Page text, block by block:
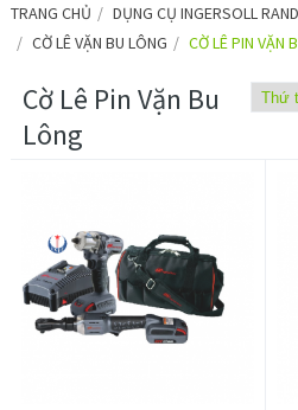
TRANG CHỦ DỤNG CỤ INGERSOLL RAND
CỜ LÊ VẶN BU LÔNG
CỜ LÊ PIN VẶN
Cờ Lê Pin Vặn Bu
Lông